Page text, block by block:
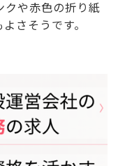
クや赤色の折り紙
さそうです。